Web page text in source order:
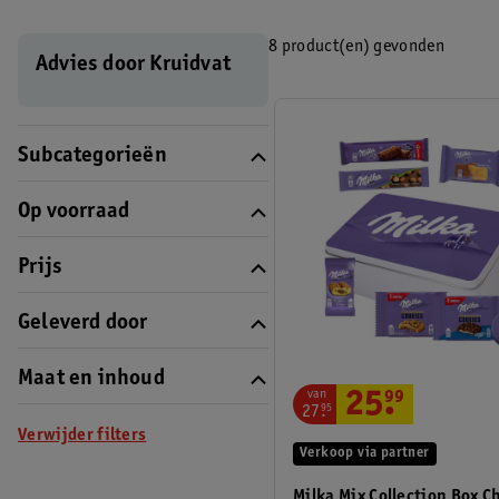
Advies door Kruidvat
Subcategorieën
Op voorraad
Prijs
Geleverd door
Maat en inhoud
Verwijder filters
8 product(en) gevonden
Verkoop via partner
van
27.
95 25.
99